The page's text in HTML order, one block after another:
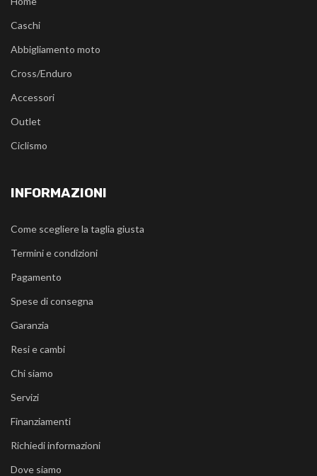
Caschi
Abbigliamento moto
Cross/Enduro
Accessori
Outlet
Ciclismo
INFORMAZIONI
Come scegliere la taglia giusta
Termini e condizioni
Pagamento
Spese di consegna
Garanzia
Resi e cambi
Chi siamo
Servizi
Finanziamenti
Richiedi informazioni
Dove siamo